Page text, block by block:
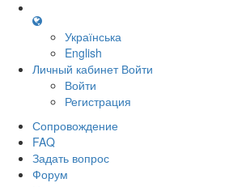
Українська
English
Личный кабинет Войти
Войти
Регистрация
Сопровождение
FAQ
Задать вопрос
Форум